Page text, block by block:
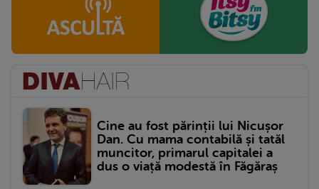
Cine au fost părinții lui Nicușor
Dan. Cu mama contabilă și tatăl
muncitor, primarul capitalei a
dus o viață modestă în Făgăraș